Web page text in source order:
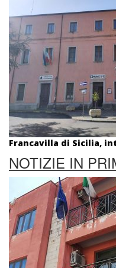
Francavilla di Sicilia,
NOTIZIE IN